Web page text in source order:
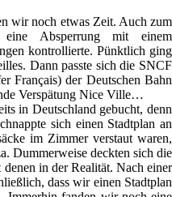
wir noch etwas Zeit. Auch zum
Absperrung mit einem
kontrollierte. Pünktlich ging
Dann passte sich die SNCF
Français) der Deutschen Bahn
Verspätung Nice Ville…
in Deutschland gebucht, denn
sich einen Stadtplan an
im Zimmer verstaut waren,
Dummerweise deckten sich die
in der Realität. Nach einer
dass wir einen Stadtplan